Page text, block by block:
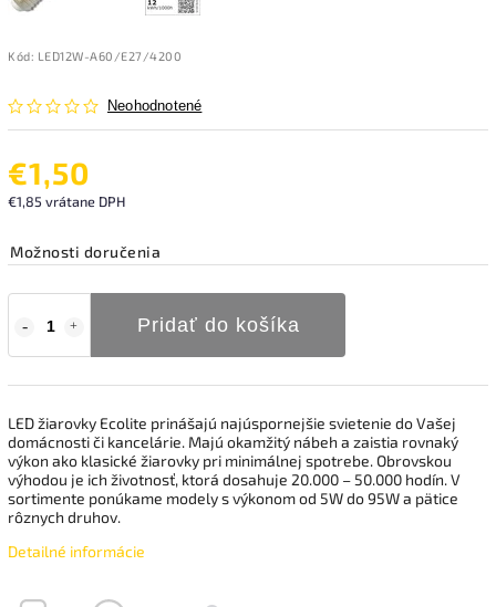
Kód: LED12W-A60/E27/4200
Neohodnotené
€1,50
€1,85 vrátane DPH
Možnosti doručenia
Pridať do košíka
LED žiarovky Ecolite prinášajú najúspornejšie svietenie do Vašej
domácnosti či kancelárie. Majú okamžitý nábeh a zaistia rovnaký
výkon ako klasické žiarovky pri minimálnej spotrebe. Obrovskou
výhodou je ich životnosť, ktorá dosahuje 20.000 – 50.000 hodín. V
sortimente ponúkame modely s výkonom od 5W do 95W a pätice
rôznych druhov.
Detailné informácie